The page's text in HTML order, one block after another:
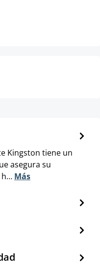
Kingston tiene un
asegura su
h… Más